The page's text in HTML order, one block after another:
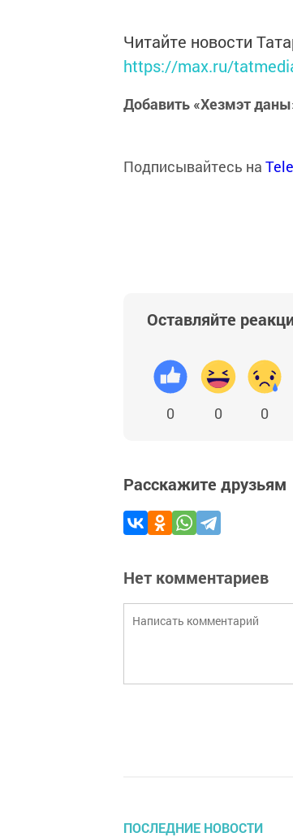
Читайте новости
https://max.ru/
Добавить «Хезмэт
Подписывайтесь на
Оставляйте
0 0 0
Расскажите друзьям
Нет комментариев
ПОСЛЕДНИЕ НОВОСТИ